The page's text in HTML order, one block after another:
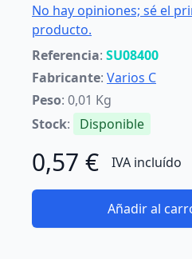
No hay opiniones; sé el
producto.
Referencia: SU08400
Fabricante: Varios C
Peso: 0,01 Kg
Stock: Disponible
0,57 € IVA incluído
Añadir al